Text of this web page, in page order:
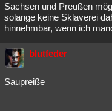
Sachsen und Preußen
solange keine Sklaverei
hinnehmbar, wenn ich
blutfeder
Saupreiße